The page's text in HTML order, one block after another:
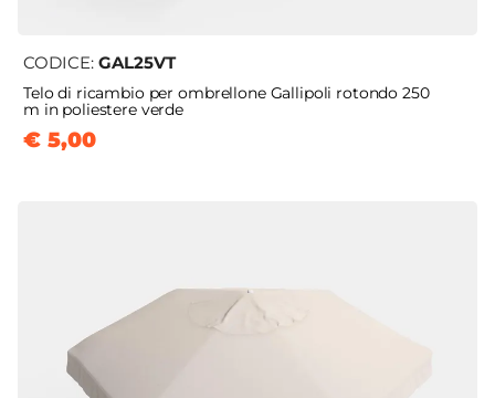
CODICE: GAL25VT
Telo di ricambio per ombrellone Gallipoli rotondo 250
m in poliestere verde
€ 5,00